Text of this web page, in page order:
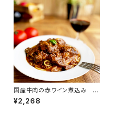
国産牛肉の赤ワイン煮込み ミ
ートソース
¥2,268